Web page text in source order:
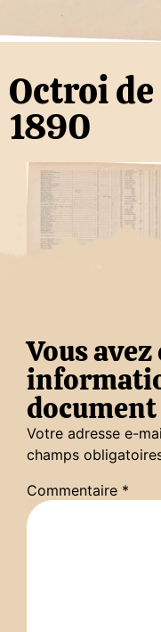
Octroi
1890
Vous avez
document
Votre adresse e-
champs
Commentaire *